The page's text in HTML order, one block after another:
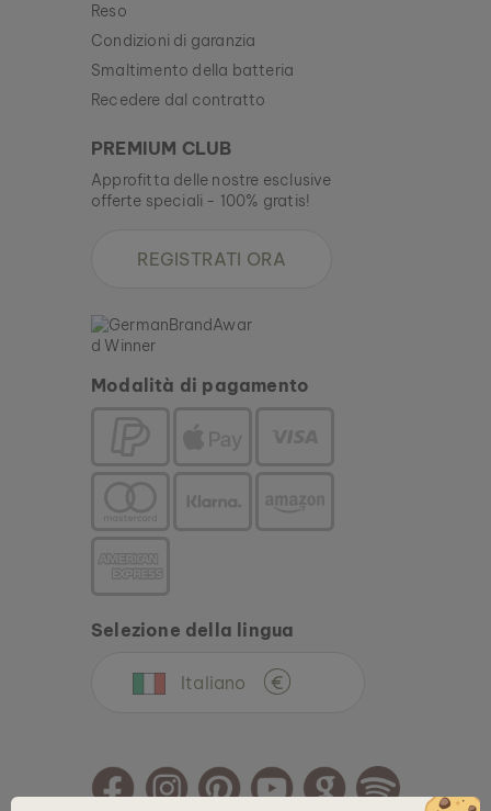
Reso
Condizioni di garanzia
Smaltimento della batteria
Recedere dal contratto
PREMIUM CLUB
Approfitta delle nostre esclusive
offerte speciali - 100% gratis!
REGISTRATI ORA
Modalità di pagamento
Selezione della lingua
Italiano €